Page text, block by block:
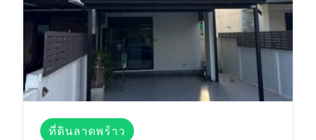
ที่ดินลาดพร้าว